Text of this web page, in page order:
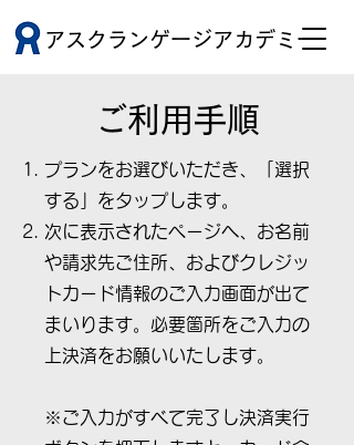
アスクランゲージアカデミー
​ご利用手順
プランをお選びいただき、「選択
する」をタップします。
​次に表示されたページへ、お名前
や請求先ご住所、およびクレジッ
トカード情報のご入力画面が出て
まいります。必要箇所をご入力の
上決済をお願いいたします。
※ご入力がすべて完了し決済実行